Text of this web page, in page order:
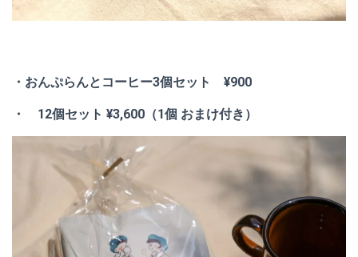
・おんぷらんとコーヒー3個セット ¥900
・ 12個セット ¥3,600（1個 おまけ付き）